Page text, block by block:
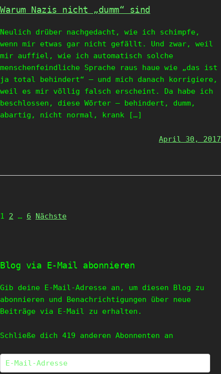
Warum Nazis nicht „dumm“ sind
Neulich drüber nachgedacht, wie ich schimpfe,
wenn mir etwas gar nicht gefällt. Und zwar, weil
mir auffiel, wie ich automatisch solche
menschenfeindliche Sprache raus haue wie „das ist
ja total behindert“ – und mich danach korrigiere,
weil es mir völlig falsch erscheint. Da habe ich
beschlossen, diese Wörter – behindert, dumm,
abartig, nicht normal, krank […]
April 30, 2017
Page
1 Page
2 … Page
6 Nächste
Blog via E-Mail abonnieren
Gib deine E-Mail-Adresse an, um diesen Blog zu
abonnieren und Benachrichtigungen über neue
Beiträge via E-Mail zu erhalten.
Schließe dich 419 anderen Abonnenten an
E-
Mail-